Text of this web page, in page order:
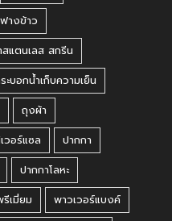
างข้าว
สแตนเลส สกรีน
ะบอกน้ำเก็บความเย็น
ถุงผ้า
วอร์แซล
ปากกา
ปากกาโลหะ
เมี่ยม
พาวเวอร์แบงค์